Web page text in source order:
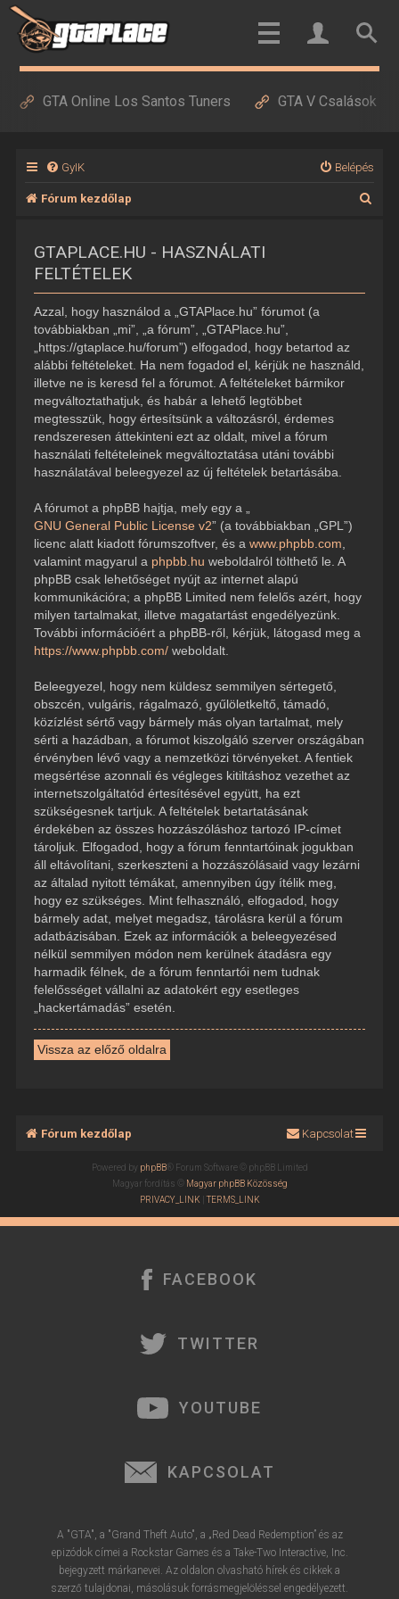
GTA Online Los Santos Tuners GTA V Csalások
GyIK Belépés
Fórum kezdőlap
GTAPLACE.HU - HASZNÁLATI
FELTÉTELEK
Azzal, hogy használod a „GTAPlace.hu” fórumot (a
továbbiakban „mi”, „a fórum”, „GTAPlace.hu”,
„https://gtaplace.hu/forum”) elfogadod, hogy betartod az
alábbi feltételeket. Ha nem fogadod el, kérjük ne használd,
illetve ne is keresd fel a fórumot. A feltételeket bármikor
megváltoztathatjuk, és habár a lehető legtöbbet
megtesszük, hogy értesítsünk a változásról, érdemes
rendszeresen áttekinteni ezt az oldalt, mivel a fórum
használati feltételeinek megváltoztatása utáni további
használatával beleegyezel az új feltételek betartásába.
A fórumot a phpBB hajtja, mely egy a „
GNU General Public License v2” (a továbbiakban „GPL”)
licenc alatt kiadott fórumszoftver, és a www.phpbb.com
valamint magyarul a phpbb.hu weboldalról tölthető le. A
phpBB csak lehetőséget nyújt az internet alapú
kommunikációra; a phpBB Limited nem felelős azért, hogy
milyen tartalmakat, illetve magatartást engedélyezünk.
További információért a phpBB-ről, kérjük, látogasd meg a
https://www.phpbb.com/weboldalt.
Beleegyezel, hogy nem küldesz semmilyen sértegető,
obszcén, vulgáris, rágalmazó, gyűlöletkeltő, támadó,
közízlést sértő vagy bármely más olyan tartalmat, mely
sérti a hazádban, a fórumot kiszolgáló szerver országában
érvényben lévő vagy a nemzetközi törvényeket. A fentiek
megsértése azonnali és végleges kitiltáshoz vezethet az
internetszolgáltatód értesítésével együtt, ha ezt
szükségesnek tartjuk. A feltételek betartatásának
érdekében az összes hozzászóláshoz tartozó IP-címet
tároljuk. Elfogadod, hogy a fórum fenntartóinak jogukban
áll eltávolítani, szerkeszteni a hozzászólásaid vagy lezárni
az általad nyitott témákat, amennyiben úgy ítélik meg,
hogy ez szükséges. Mint felhasználó, elfogadod, hogy
bármely adat, melyet megadsz, tárolásra kerül a fórum
adatbázisában. Ezek az információk a beleegyezésed
nélkül semmilyen módon nem kerülnek átadásra egy
harmadik félnek, de a fórum fenntartói nem tudnak
felelősséget vállalni az adatokért egy esetleges
„hackertámadás” esetén.
Vissza az előző oldalra
Fórum kezdőlap Kapcsolat
Powered by phpBB® Forum Software © phpBB Limited
Magyar fordítás © Magyar phpBB Közösség
PRIVACY_LINK |TERMS_LINK
FACEBOOK
TWITTER
YOUTUBE
KAPCSOLAT
A "GTA", a "Grand Theft Auto", a „Red Dead Redemption” és az
epizódok címei a Rockstar Games és a Take-Two Interactive, Inc.
bejegyzett márkanevei. Az oldalon olvasható hírek és cikkek a
szerző tulajdonai, másolásuk forrásmegjelöléssel engedélyezett.